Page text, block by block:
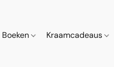
Boeken Kraamcadeaus